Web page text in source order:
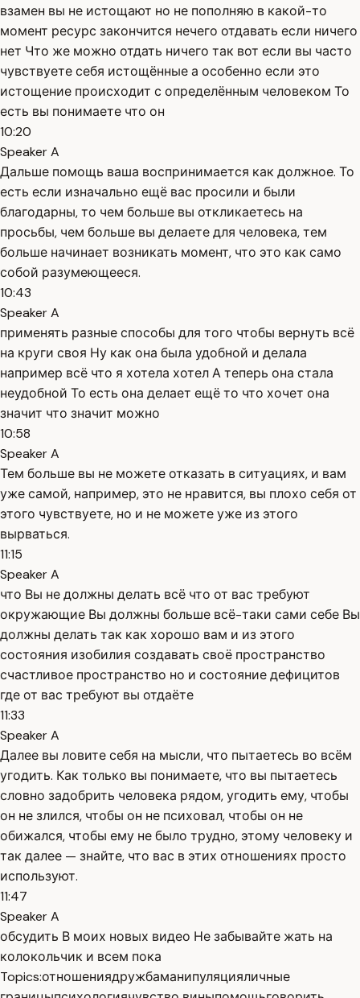
взамен вы не истощают но не пополняю в какой-то
момент ресурс закончится нечего отдавать если ничего
нет Что же можно отдать ничего так вот если вы часто
чувствуете себя истощённые а особенно если это
истощение происходит с определённым человеком То
есть вы понимаете что он
10:20
Speaker A
Дальше помощь ваша воспринимается как должное. То
есть если изначально ещё вас просили и были
благодарны, то чем больше вы откликаетесь на
просьбы, чем больше вы делаете для человека, тем
больше начинает возникать момент, что это как само
собой разумеющееся.
10:43
Speaker A
применять разные способы для того чтобы вернуть всё
на круги своя Ну как она была удобной и делала
например всё что я хотела хотел А теперь она стала
неудобной То есть она делает ещё то что хочет она
значит что значит можно
10:58
Speaker A
Тем больше вы не можете отказать в ситуациях, и вам
уже самой, например, это не нравится, вы плохо себя от
этого чувствуете, но и не можете уже из этого
вырваться.
11:15
Speaker A
что Вы не должны делать всё что от вас требуют
окружающие Вы должны больше всё-таки сами себе Вы
должны делать так как хорошо вам и из этого
состояния изобилия создавать своё пространство
счастливое пространство но и состояние дефицитов
где от вас требуют вы отдаёте
11:33
Speaker A
Далее вы ловите себя на мысли, что пытаетесь во всём
угодить. Как только вы понимаете, что вы пытаетесь
словно задобрить человека рядом, угодить ему, чтобы
он не злился, чтобы он не психовал, чтобы он не
обижался, чтобы ему не было трудно, этому человеку и
так далее — знайте, что вас в этих отношениях просто
используют.
11:47
Speaker A
обсудить В моих новых видео Не забывайте жать на
колокольчик и всем пока
Topics:отношениядружбаманипуляцияличные